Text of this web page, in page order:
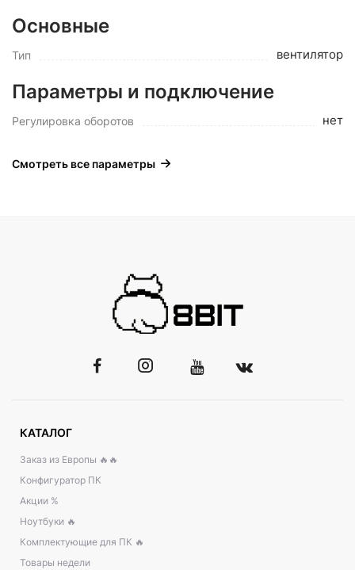
Основные
Тип вентилятор
Параметры и подключение
Регулировка оборотов нет
Смотреть все параметры
КАТАЛОГ
Заказ из Европы 🔥🔥
Конфигуратор ПК
Акции %
Ноутбуки 🔥
Комплектующие для ПК 🔥
Товары недели